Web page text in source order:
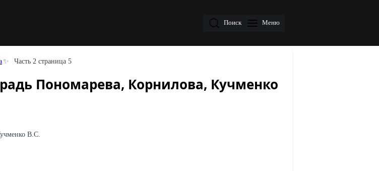
Поиск Меню
Часть 2 страница 5
Пономарева, Корнилова, Кучменко
В.С.